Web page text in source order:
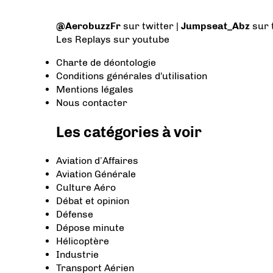
@AerobuzzFr sur twitter | Jumpseat_Abz sur
Les Replays sur youtube
Charte de déontologie
Conditions générales d'utilisation
Mentions légales
Nous contacter
Les catégories à voir
Aviation d’Affaires
Aviation Générale
Culture Aéro
Débat et opinion
Défense
Dépose minute
Hélicoptère
Industrie
Transport Aérien